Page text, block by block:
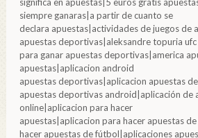
siempre ganaras|a partir de cuanto se
declara apuestas|actividades de juegos de
apuestas deportivas|aleksandre topuria
para ganar apuestas deportivas|america
apuestas|aplicacion android
apuestas deportivas|aplicacion apuestas
apuestas deportivas android|aplicación de
online|aplicacion para hacer
apuestas|aplicacion para hacer apuestas
hacer apuestas de fútbol|aplicaciones